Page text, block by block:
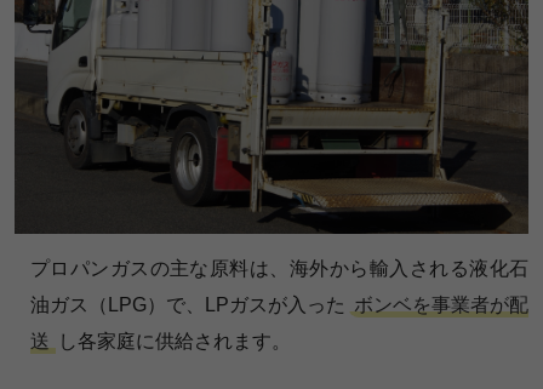
プロパンガスの主な原料は、海外から輸入される液化石
油ガス（LPG）で、LPガスが入った ボンベを事業者が配
送
し各家庭に供給されます。